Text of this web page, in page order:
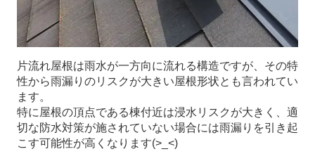
片流れ屋根は雨水が一方向に流れる構造ですが、その特
性から雨漏りのリスクが大きい屋根形状とも言われてい
ます。
特に屋根の頂点である棟付近は浸水リスクが大きく、適
切な防水対策が施されていない場合には雨漏りを引き起
こす可能性が高くなります(>_<)